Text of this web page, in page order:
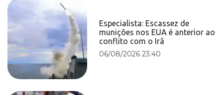
Especialista: Escassez de
munições nos EUA é anterior ao
conflito com o Irã
06/08/2026 23:40